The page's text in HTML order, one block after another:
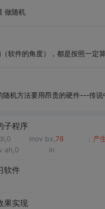
做随机
软件的角度），都是按照一定
机方法要用昂贵的硬件---传说
子程序
di,0 mov bx, 78 ； 产
ah,0 in
软件
果实现